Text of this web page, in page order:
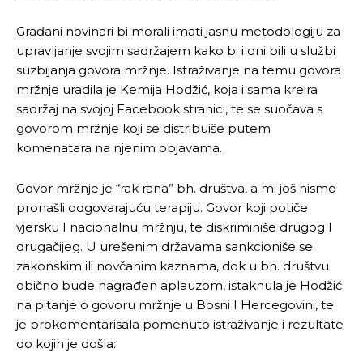
odlučili da pustite Vašu priču da živi, Redakcija
Objavi.ba
[wpuf_form id=”7463”]
odlučili da pustite Vašu priču da živi, Redakcija
Objavi.ba
[wpuf_form id=”7463”]
Građani novinari bi morali imati jasnu metodologiju za
upravljanje svojim sadržajem kako bi i oni bili u službi
suzbijanja govora mržnje. Istraživanje na temu govora
mržnje uradila je Kemija Hodžić, koja i sama kreira
sadržaj na svojoj Facebook stranici, te se suočava s
govorom mržnje koji se distribuiše putem
komenatara na njenim objavama.
Govor mržnje je “rak rana” bh. društva, a mi još nismo
pronašli odgovarajuću terapiju. Govor koji potiče
vjersku I nacionalnu mržnju, te diskriminiše drugog I
drugačijeg. U urešenim državama sankcioniše se
zakonskim ili novčanim kaznama, dok u bh. društvu
obično bude nagrađen aplauzom, istaknula je Hodžić
na pitanje o govoru mržnje u Bosni I Hercegovini, te
je prokomentarisala pomenuto istraživanje i rezultate
do kojih je došla: